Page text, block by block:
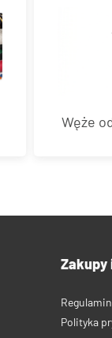
Węże
Polityka